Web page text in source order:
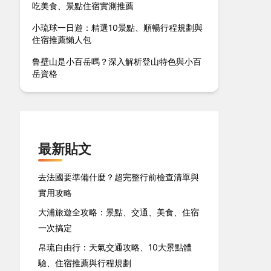
吃美食、景點住宿實測推薦
小琉球一日遊：精選10景點、順暢行程規劃與
住宿推薦懶人包
鲁壁山是小百岳嗎？深入解析登山特色與小百
岳資格
最新貼文
去法國要準備什麼？超完整行前檢查清單與
實用攻略
大浦旅遊全攻略：景點、交通、美食、住宿
一次搞定
帛琉自由行：天氣交通攻略、10大景點體
驗、住宿推薦與行程規劃